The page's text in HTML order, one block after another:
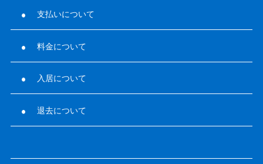
支払いについて
料金について
入居について
退去について